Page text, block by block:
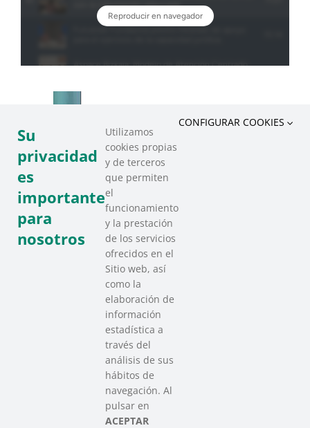
SAREEN SAREA
Asociación que agrupa a las redes
del Tercer Sector Social en Euskadi
Su
privacidad
es
importante
para
nosotros
Utilizamos
cookies propias
y de terceros
que permiten
el
funcionamiento
y la prestación
de los servicios
ofrecidos en el
Sitio web, así
como la
elaboración de
información
estadística a
través del
análisis de sus
hábitos de
navegación. Al
pulsar en
ACEPTAR
CONFIGURAR COOKIES